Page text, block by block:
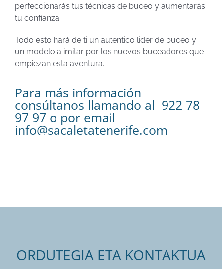
perfeccionarás tus técnicas de buceo y aumentarás
tu confianza.
Todo esto hará de ti un autentico lider de buceo y
un modelo a imitar por los nuevos buceadores que
empiezan esta aventura.
Para más información
consúltanos llamando al 922 78
97 97 o por email
info@sacaletatenerife.com
ORDUTEGIA ETA KONTAKTUA